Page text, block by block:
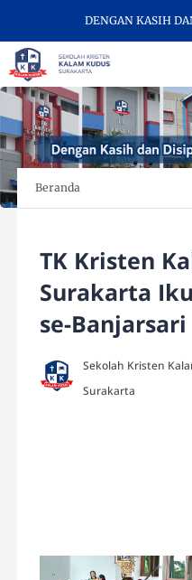
DENGAN KASIH DAN
Beranda
TK Kristen
Surakarta
se-Banjarsari
Sekolah Kristen
Surakarta